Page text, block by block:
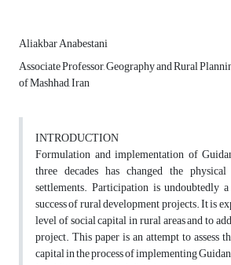
Aliakbar Anabestani
Associate Professor, Geography and Rural
of Mashhad, Iran
INTRODUCTION
Formulation and implementation of
three decades has changed the
settlements. Participation is undoubtedly
success of rural development projects. It is
level of social capital in rural areas and to
project. This paper is an attempt to assess
capital in the process of implementing